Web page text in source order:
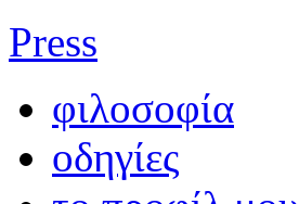
Press
φιλοσοφία
οδηγίες